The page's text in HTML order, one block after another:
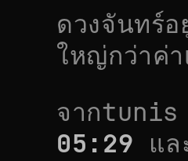
ดวงจันทร์อ
ใหญ่กว่าค่า
จากtunis
05:29 แล